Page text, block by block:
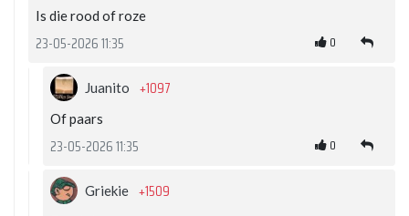
Is die rood of roze
23-05-2026 11:35 0
Juanito +1097
Of paars
23-05-2026 11:35 0
Griekie +1509